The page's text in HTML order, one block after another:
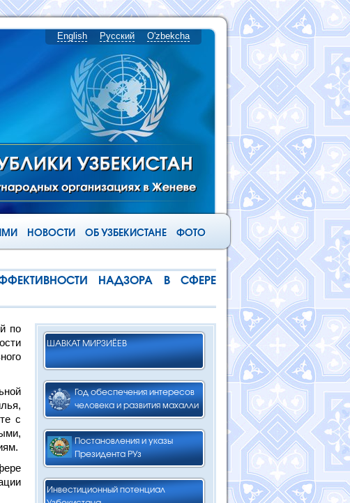
English Русский O'zbekcha
НОВОСТИ ОБ УЗБЕКИСТАНЕ ФОТО
НАДЗОРА В СФЕРЕ
ШАВКАТ МИРЗИЁЕВ
Год обеспечения интересов
человека и развития махалли
Постановления и указы
Президента РУз
Инвестиционный потенциал
по
с